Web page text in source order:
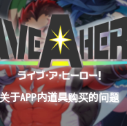
于APP内道具购买的问题